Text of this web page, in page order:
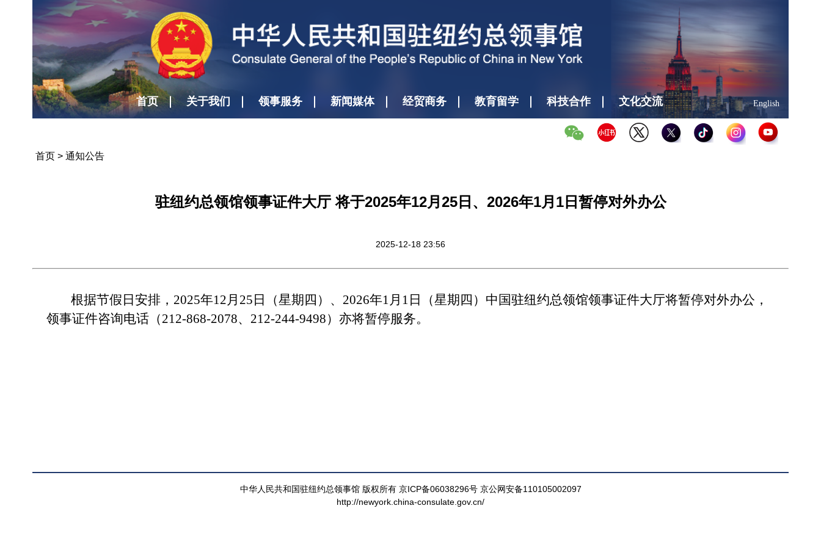
English
首页 关于我们 领事服务 新闻媒体 经贸商务 教育留学 科技合作 文化交流
首页 > 通知公告
驻纽约总领馆领事证件大厅 将于2025年12月25日、2026年1月1日暂停对外办公
2025-12-18 23:56
根据节假日安排， 2025年12月25日（星期四）、2026年1月1日（星期四） 中国驻纽约总领馆领事证件大厅将暂停对外办公，
领事证件咨询电话（212-868-2078、212-244-9498） 亦将暂停服务。
中华人民共和国驻纽约总领事馆 版权所有 京ICP备06038296号 京公网安备110105002097
http://newyork.china-consulate.gov.cn/